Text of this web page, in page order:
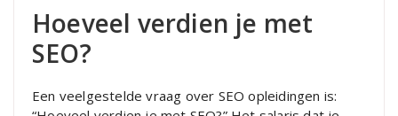
Hoeveel verdien je met
SEO?
Een veelgestelde vraag over SEO opleidingen is: